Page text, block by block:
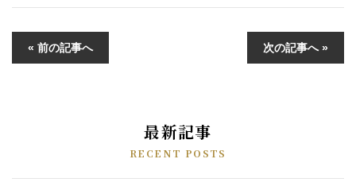
« 前の記事へ 次の記事へ »
最新記事
RECENT POSTS